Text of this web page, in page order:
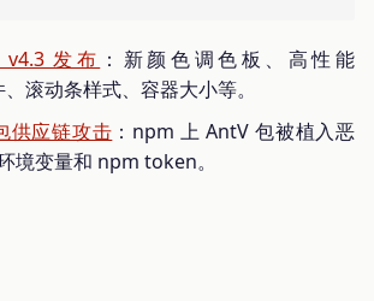
v4.3 发布 ：新颜色调色板、高性能
滚动条样式、容器大小等。
供应链攻击 ：npm 上 AntV 包被植入恶
境变量和 npm token。